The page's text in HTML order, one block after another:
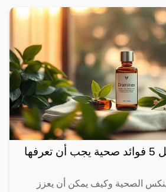
السعودية، والذي سيتم تطبيقه
درامينكس: أفضل 5 فوائد صحية يجب أن تعرفها
الصحية وكيف يمكن أن يعزز